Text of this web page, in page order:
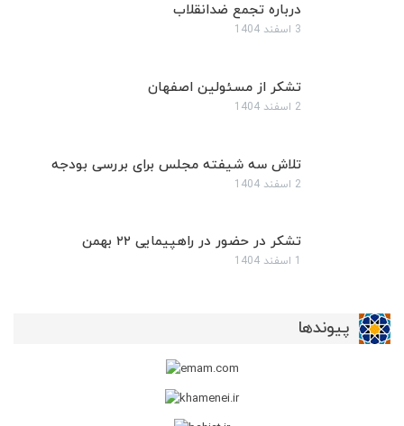
درباره تجمع ضدانقلاب
3 اسفند 1404
تشکر از مسئولین اصفهان
2 اسفند 1404
تلاش سه شیفته مجلس برای بررسی بودجه
2 اسفند 1404
تشکر در حضور در راهپیمایی ۲۲ بهمن
1 اسفند 1404
پیوندها